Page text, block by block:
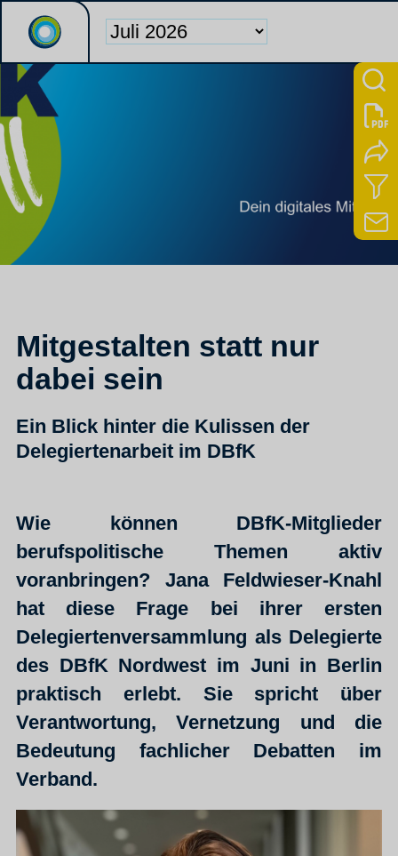
Mitgestalten statt nur
dabei sein
Ein Blick hinter die Kulissen der
Delegiertenarbeit im DBfK
Wie können DBfK-Mitglieder
berufspolitische Themen aktiv
voranbringen? Jana Feldwieser-Knahl
hat diese Frage bei ihrer ersten
Delegiertenversammlung als Delegierte
des DBfK Nordwest im Juni in Berlin
praktisch erlebt. Sie spricht über
Verantwortung, Vernetzung und die
Bedeutung fachlicher Debatten im
Verband.